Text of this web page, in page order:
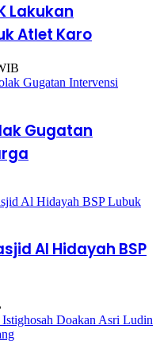
Lakukan
Atlet Karo
Gugatan
Al Hidayah BSP